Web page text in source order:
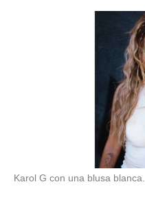
Karol G con una blusa blanca.